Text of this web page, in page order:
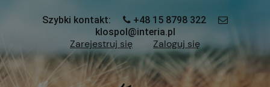
Szybki kontakt:
+48 15 8798 322
klospol@interia.pl
Zarejestruj się Zaloguj się